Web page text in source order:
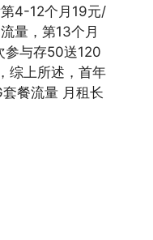
4-12个月19元/
量，第13个月
参与存50送120
综上所述，首年
餐流量 月租长